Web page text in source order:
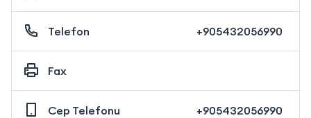
Telefon +905432056990
Fax
Cep Telefonu +905432056990